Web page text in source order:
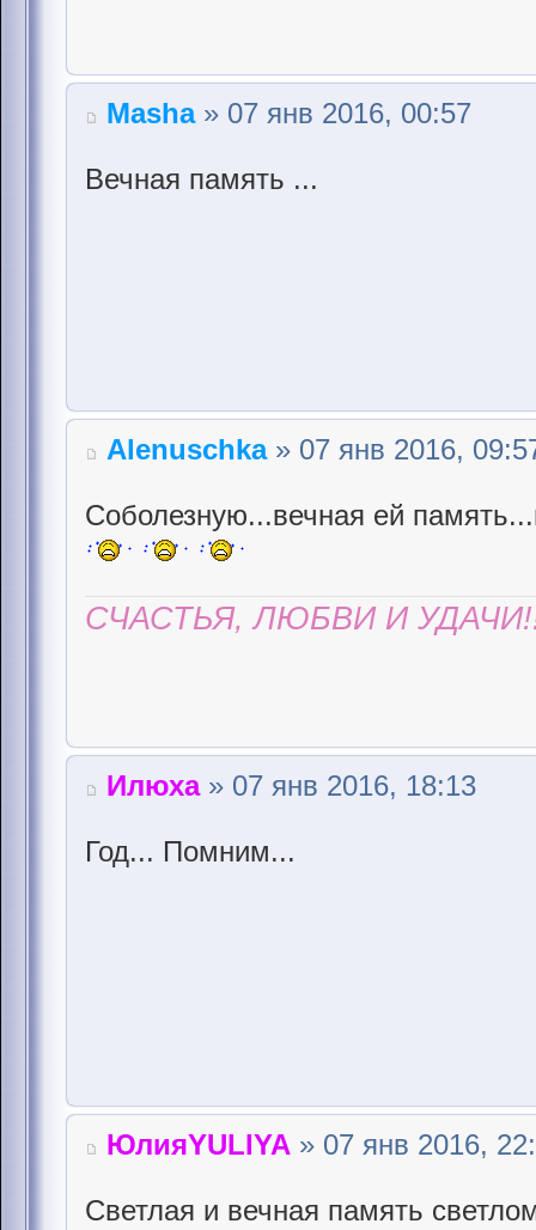
Masha» 07 янв 2016, 00:57
Вечная память ...
Alenuschka» 07 янв 2016,
Соболезную...вечная ей
СЧАСТЬЯ, ЛЮБВИ И
Илюха» 07 янв 2016, 18:13
Год... Помним...
ЮлияYULIYA » 07 янв 2016,
Светлая и вечная память